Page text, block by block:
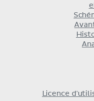
Licence